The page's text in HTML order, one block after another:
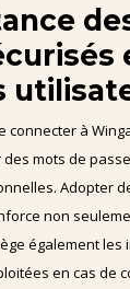
connecter à
des mots de
Adopter
non
également
en cas de